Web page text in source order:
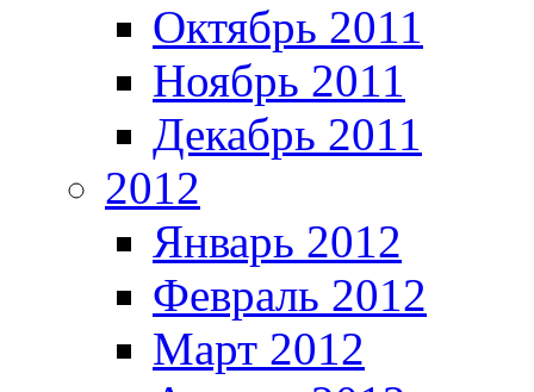
Октябрь 2011
Ноябрь 2011
Декабрь 2011
2012
Январь 2012
Февраль 2012
Март 2012